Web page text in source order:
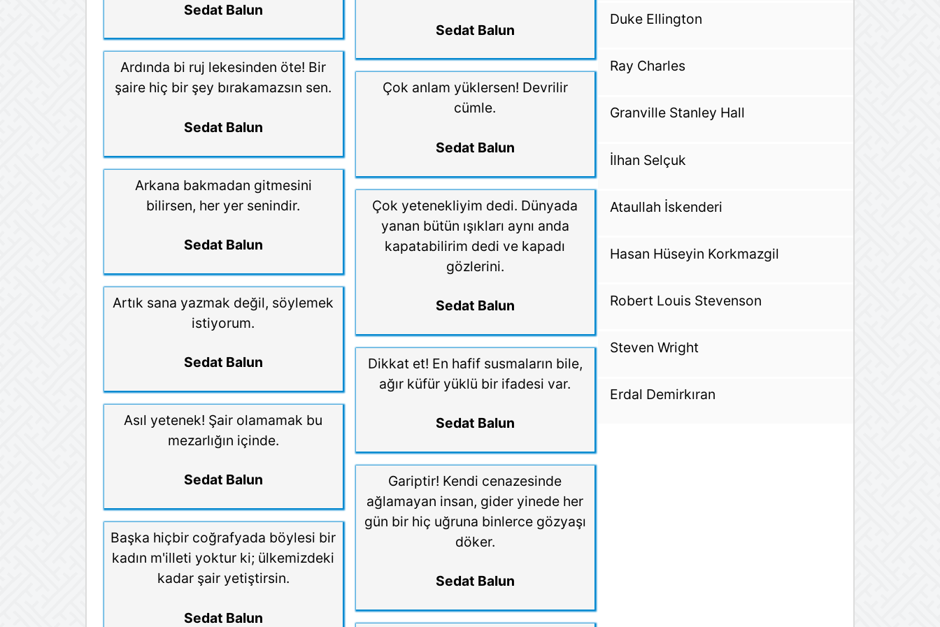
Sedat Balun
Ardında bi ruj lekesinden öte! Bir
şaire hiç bir şey bırakamazsın sen.
Sedat Balun
Arkana bakmadan gitmesini
bilirsen, her yer senindir.
Sedat Balun
Artık sana yazmak değil, söylemek
istiyorum.
Sedat Balun
Asıl yetenek! Şair olamamak bu
mezarlığın içinde.
Sedat Balun
Başka hiçbir coğrafyada böylesi bir
kadın m'illeti yoktur ki; ülkemizdeki
kadar şair yetiştirsin.
Sedat Balun
Sedat Balun
Çok anlam yüklersen! Devrilir
cümle.
Sedat Balun
Çok yetenekliyim dedi. Dünyada
yanan bütün ışıkları aynı anda
kapatabilirim dedi ve kapadı
gözlerini.
Sedat Balun
Dikkat et! En hafif susmaların bile,
ağır küfür yüklü bir ifadesi var.
Sedat Balun
Gariptir! Kendi cenazesinde
ağlamayan insan, gider yinede her
gün bir hiç uğruna binlerce gözyaşı
döker.
Sedat Balun
Duke Ellington
Ray Charles
Granville Stanley Hall
İlhan Selçuk
Ataullah İskenderi
Hasan Hüseyin Korkmazgil
Robert Louis Stevenson
Steven Wright
Erdal Demirkıran